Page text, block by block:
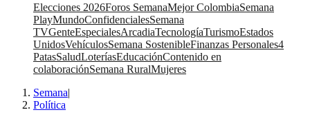
Elecciones 2026Foros SemanaMejor ColombiaSemana
PlayMundoConfidencialesSemana
TVGenteEspecialesArcadiaTecnologíaTurismoEstados
UnidosVehículosSemana SostenibleFinanzas Personales4
PatasSaludLoteríasEducaciónContenido en
colaboraciónSemana RuralMujeres
Semana|
Política